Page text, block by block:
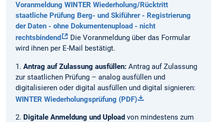
Voranmeldung WINTER Wiederholung/Rücktritt
staatliche Prüfung Berg- und Skiführer - Registrierung
der Daten - ohne Dokumentenupload - nicht
rechtsbindend
Die Voranmeldung über das Formular
wird ihnen per E-Mail bestätigt.
1. Antrag auf Zulassung ausfüllen: Antrag auf Zulassung
zur staatlichen Prüfung – analog ausfüllen und
digitalisieren oder digital ausfüllen und digital signieren:
WINTER Wiederholungsprüfung (PDF)
2. Digitale Anmeldung und Upload von mindestens zum